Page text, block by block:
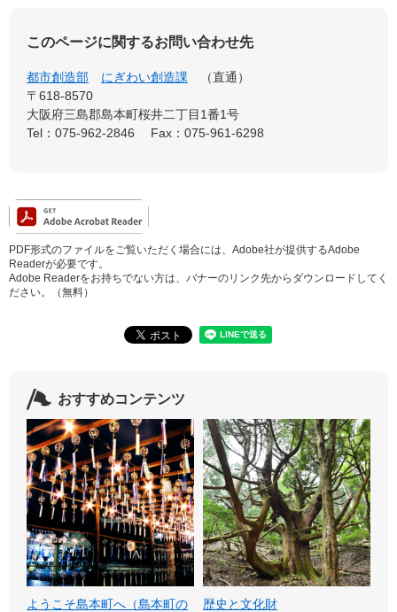
このページに関するお問い合わせ先
都市創造部 にぎわい創造課
直通
〒618-8570
大阪府三島郡島本町桜井二丁目1番1号
Tel：075-962-2846
Fax：075-961-6298
PDF形式のファイルをご覧いただく場合には、Adobe社が提供するAdobe
Readerが必要です。
Adobe Readerをお持ちでない方は、バナーのリンク先からダウンロードしてく
ださい。（無料）
おすすめコンテンツ
ようこそ島本町へ（島本町の
歴史と文化財